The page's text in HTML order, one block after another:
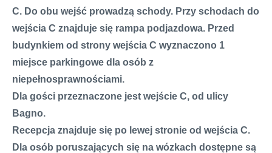
C. Do obu wejść prowadzą schody. Przy schodach do
wejścia C znajduje się rampa podjazdowa. Przed
budynkiem od strony wejścia C wyznaczono 1
miejsce parkingowe dla osób z
niepełnosprawnościami.
Dla gości przeznaczone jest wejście C, od ulicy
Bagno.
Recepcja znajduje się po lewej stronie od wejścia C.
Dla osób poruszających się na wózkach dostępne są